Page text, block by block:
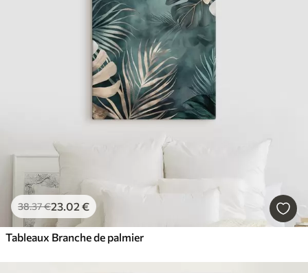
38.37€23.02 €
Tableaux Branche de palmier